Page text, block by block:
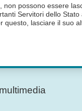
non possono essere
Servitori dello
lasciare il suo
multimedia